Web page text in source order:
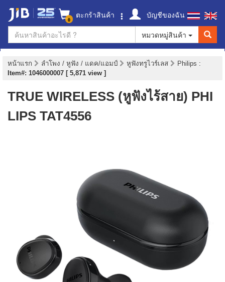
0 ตะกร้าสินค้า
บัญชีของฉัน
หมวดหมู่สินค้า
หน้าแรก ลำโพง / หูฟัง / แดค/แอมป์ หูฟังทรูไวร์เลส Philips :
Item#: 1046000007 [ 5,871 view ]
TRUE WIRELESS (หูฟังไร้สาย) PHI
LIPS TAT4556